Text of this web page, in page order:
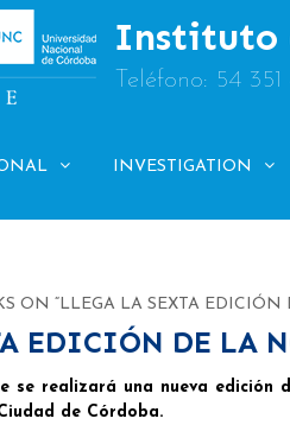
Instituto
Teléfono: 54
INVESTIGATION
ON “LLEGA LA SEXTA
EDICIÓN DE LA
se realizará una nueva edición
de Córdoba.